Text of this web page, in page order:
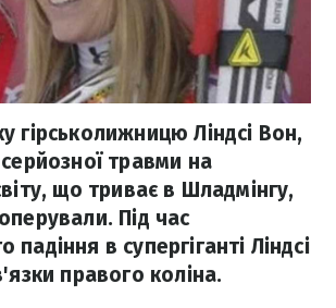
гірськолижницю Ліндсі Вон,
травми на
що триває в Шладмінгу,
Під час
в супергіганті Ліндсі
правого коліна.